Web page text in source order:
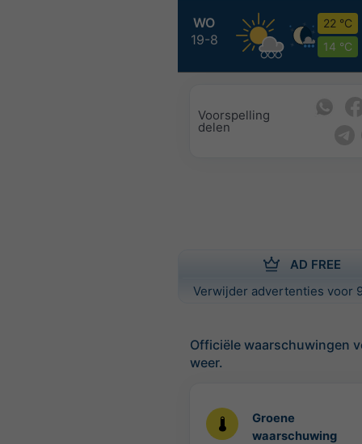
WO
19-8
22 °C
14 °C
Voorspelling
delen
AD FREE
Verwijder advertenties voor
Officiële waarschuwingen
weer.
Groene
waarschuwing